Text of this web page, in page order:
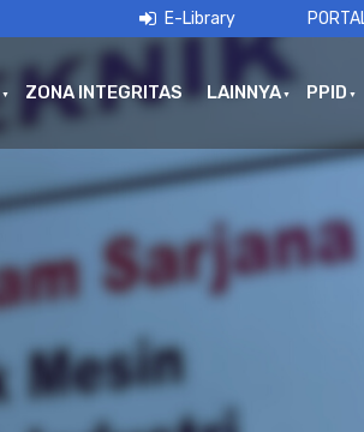
E-Library
ZONA INTEGRITAS LAINNYA PPID